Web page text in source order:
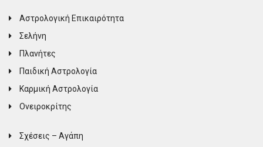
Αστρολογική Επικαιρότητα
Σελήνη
Πλανήτες
Παιδική Αστρολογία
Καρμική Αστρολογία
Ονειροκρίτης
Σχέσεις – Αγάπη